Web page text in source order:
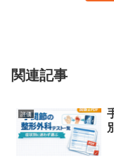
関連記事
評価